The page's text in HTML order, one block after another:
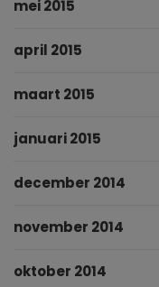
mei 2015
april 2015
maart 2015
januari 2015
december 2014
november 2014
oktober 2014